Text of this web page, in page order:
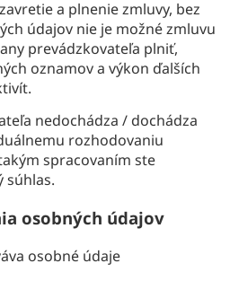
a plnenie zmluvy, bez
údajov nie je možné zmluvu
prevádzkovateľa plniť,
oznamov a výkon ďalších
nedochádza / dochádza
rozhodovaniu
spracovaním ste
súhlas.
osobných údajov
osobné údaje